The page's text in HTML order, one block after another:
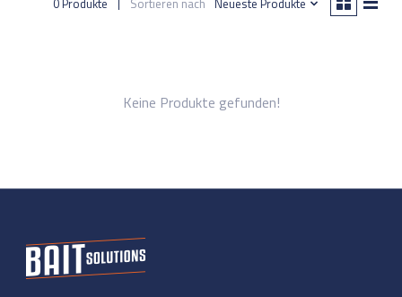
Keine Produkte gefunden!